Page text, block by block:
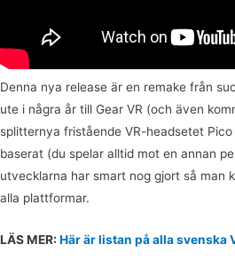
Denna nya release är en remake från
ute i några år till Gear VR (och även
splitternya fristående VR-headsetet
baserat (du spelar alltid mot en annan
utvecklarna har smart nog gjort så man
alla plattformar.
LÄS MER: Här är listan på alla svenska